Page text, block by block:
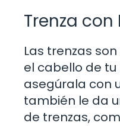
Trenza con
Las trenzas
el cabello de
asegúrala con
también le da
de trenzas,